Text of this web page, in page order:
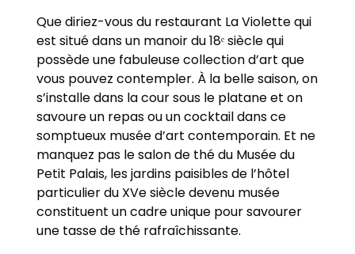
Que diriez-vous du restaurant La Violette qui
est situé dans un manoir du 18ᵉ siècle qui
possède une fabuleuse collection d’art que
vous pouvez contempler. À la belle saison, on
s’installe dans la cour sous le platane et on
savoure un repas ou un cocktail dans ce
somptueux musée d’art contemporain. Et ne
manquez pas le salon de thé du Musée du
Petit Palais, les jardins paisibles de l’hôtel
particulier du XVe siècle devenu musée
constituent un cadre unique pour savourer
une tasse de thé rafraîchissante.